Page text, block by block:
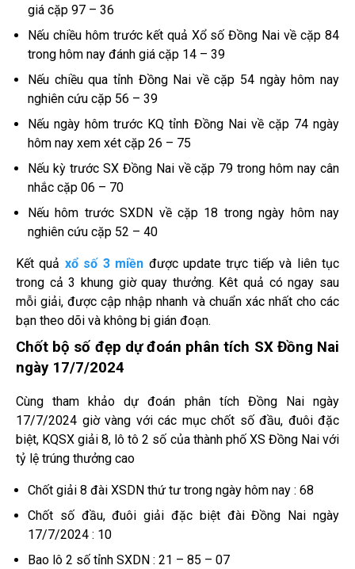
giá cặp 97 – 36
Nếu chiều hôm trước kết quả Xổ số Đồng Nai về cặp 84
trong hôm nay đánh giá cặp 14 – 39
Nếu chiều qua tỉnh Đồng Nai về cặp 54 ngày hôm nay
nghiên cứu cặp 56 – 39
Nếu ngày hôm trước KQ tỉnh Đồng Nai về cặp 74 ngày
hôm nay xem xét cặp 26 – 75
Nếu kỳ trước SX Đồng Nai về cặp 79 trong hôm nay cân
nhắc cặp 06 – 70
Nếu hôm trước SXDN về cặp 18 trong ngày hôm nay
nghiên cứu cặp 52 – 40
Kết quả xổ số 3 miền được update trực tiếp và liên tục
trong cả 3 khung giờ quay thưởng. Kêt quả có ngay sau
mỗi giải, được cập nhập nhanh và chuẩn xác nhất cho các
bạn theo dõi và không bị gián đoạn.
Chốt bộ số đẹp dự đoán phân tích SX Đồng Nai
ngày 17/7/2024
Cùng tham khảo dự đoán phân tích Đồng Nai ngày
17/7/2024 giờ vàng với các mục chốt số đầu, đuôi đặc
biệt, KQSX giải 8, lô tô 2 số của thành phố XS Đồng Nai với
tỷ lệ trúng thưởng cao
Chốt giải 8 đài XSDN thứ tư trong ngày hôm nay : 68
Chốt số đầu, đuôi giải đặc biệt đài Đồng Nai ngày
17/7/2024 : 10
Bao lô 2 số tỉnh SXDN : 21 – 85 – 07